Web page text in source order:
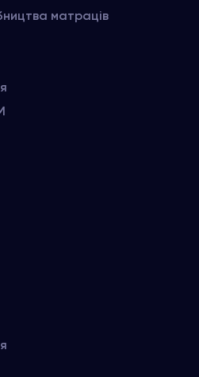
матраців